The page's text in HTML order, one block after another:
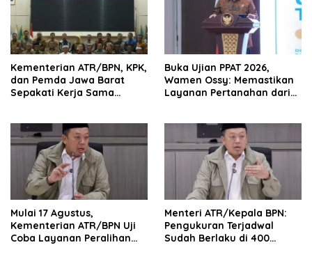
Kementerian ATR/BPN, KPK,
dan Pemda Jawa Barat
Sepakati Kerja Sama
Ekonomi Daerah
Buka Ujian PPAT 2026,
Wamen Ossy: Memastikan
Layanan Pertanahan dari
Berintegritas
Mulai 17 Agustus,
Kementerian ATR/BPN Uji
Coba Layanan Peralihan
Menteri ATR/Kepala BPN:
Pengukuran Terjadwal
Sudah Berlaku di 400